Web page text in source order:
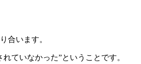
合います。
ていなかった”ということです。